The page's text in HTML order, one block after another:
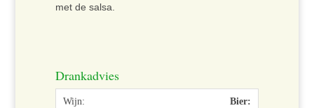
met de salsa.
Drankadvies
Bier: